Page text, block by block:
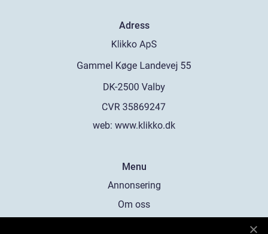
Adress
web: www.klikko.dk
Menu
Annonsering
Om oss